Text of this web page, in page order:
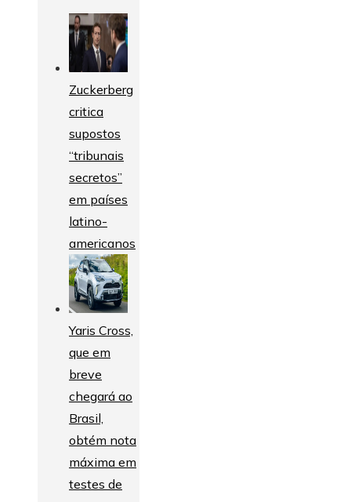
Zuckerberg
critica
supostos
“tribunais
secretos”
em países
latino-
americanos
Yaris Cross,
que em
breve
chegará ao
Brasil,
obtém nota
máxima em
testes de